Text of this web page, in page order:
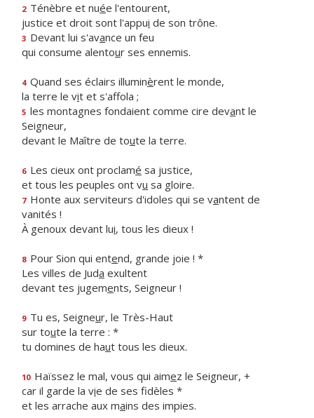
2 Ténèbre et nuée l'entourent,
justice et droit sont l'appui de son trône.
3 Devant lui s'avance un feu
qui consume alentour ses ennemis.
4 Quand ses éclairs illuminèrent le monde,
la terre le vit et s'affola ;
5 les montagnes fondaient comme cire devant le
Seigneur,
devant le Maître de toute la terre.
6 Les cieux ont proclamé sa justice,
et tous les peuples ont vu sa gloire.
7 Honte aux serviteurs d'idoles qui se vantent de
vanités !
À genoux devant lui, tous les dieux !
8 Pour Sion qui entend, grande joie ! *
Les villes de Juda exultent
devant tes jugements, Seigneur !
9 Tu es, Seigneur, le Très-Haut
sur toute la terre : *
tu domines de haut tous les dieux.
10 Haïssez le mal, vous qui aimez le Seigneur, +
car il garde la vie de ses fidèles *
et les arrache aux mains des impies.